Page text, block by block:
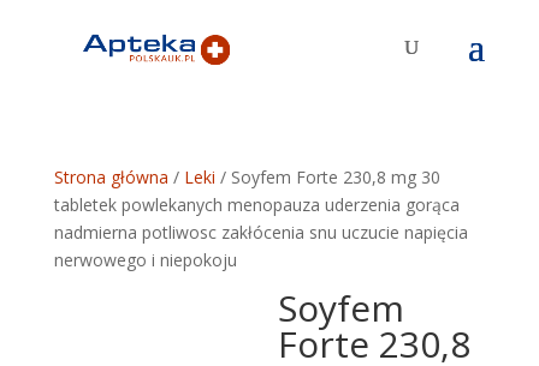
Strona główna / Leki / Soyfem Forte 230,8 mg 30
tabletek powlekanych menopauza uderzenia gorąca
nadmierna potliwosc zakłócenia snu uczucie napięcia
nerwowego i niepokoju
Soyfem
Forte 230,8